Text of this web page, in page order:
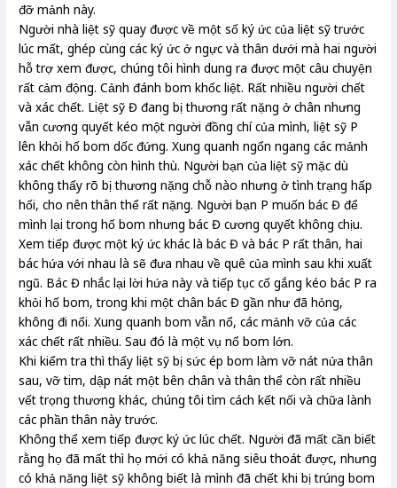
đỡ mảnh này.
Người nhà liệt sỹ quay được về một số ký ức của liệt sỹ trước
lúc mất, ghép cùng các ký ức ở ngực và thân dưới mà hai người
hỗ trợ xem được, chúng tôi hình dung ra được một câu chuyện
rất cảm động. Cảnh đánh bom khốc liệt. Rất nhiều người chết
và xác chết. Liệt sỹ Đ đang bị thương rất nặng ở chân nhưng
vẫn cương quyết kéo một người đồng chí của mình, liệt sỹ P
lên khỏi hố bom dốc đứng. Xung quanh ngổn ngang các mảnh
xác chết không còn hình thù. Người bạn của liệt sỹ mặc dù
không thấy rõ bị thương nặng chỗ nào nhưng ở tình trạng hấp
hối, cho nên thân thể rất nặng. Người bạn P muốn bác Đ để
mình lại trong hố bom nhưng bác Đ cương quyết không chịu.
Xem tiếp được một ký ức khác là bác Đ và bác P rất thân, hai
bác hứa với nhau là sẽ đưa nhau về quê của mình sau khi xuất
ngũ. Bác Đ nhắc lại lời hứa này và tiếp tục cố gắng kéo bác P ra
khỏi hố bom, trong khi một chân bác Đ gần như đã hỏng,
không đi nổi. Xung quanh bom vẫn nổ, các mảnh vỡ của các
xác chết rất nhiều. Sau đó là một vụ nổ bom lớn.
Khi kiểm tra thì thấy liệt sỹ bị sức ép bom làm vỡ nát nửa thân
sau, vỡ tim, dập nát một bên chân và thân thể còn rất nhiều
vết trọng thương khác, chúng tôi tìm cách kết nối và chữa lành
các phần thân này trước.
Không thể xem tiếp được ký ức lúc chết. Người đã mất cần biết
rằng họ đã mất thì họ mới có khả năng siêu thoát được, nhưng
có khả năng liệt sỹ không biết là mình đã chết khi bị trúng bom